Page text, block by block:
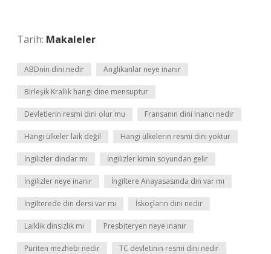
Tarih: Makaleler
ABDnin dini nedir Anglikanlar neye inanır
Birleşik Krallık hangi dine mensuptur
Devletlerin resmi dini olur mu Fransanın dini inancı nedir
Hangi ülkeler laik değil Hangi ülkelerin resmi dini yoktur
İngilizler dindar mı İngilizler kimin soyundan gelir
İngilizler neye inanır İngiltere Anayasasında din var mı
İngilterede din dersi var mı İskoçların dini nedir
Laiklik dinsizlik mi Presbiteryen neye inanır
Püriten mezhebi nedir TC devletinin resmi dini nedir